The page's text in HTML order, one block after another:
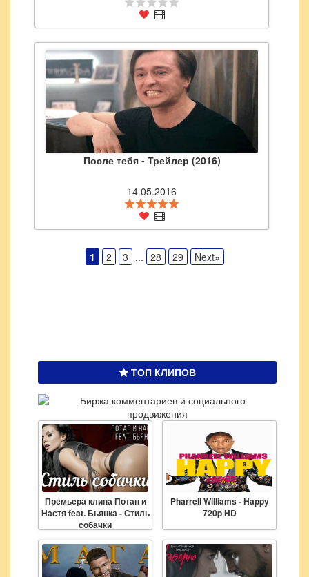
После тебя - Трейлер (2016)
14.05.2016
1 2 3 ... 28 29 Next»
ТОП КЛИПОВ
Премьера клипа Потап и
Настя feat. Бьянка - Стиль
собачки
Pharrell Williams - Happy
720p HD